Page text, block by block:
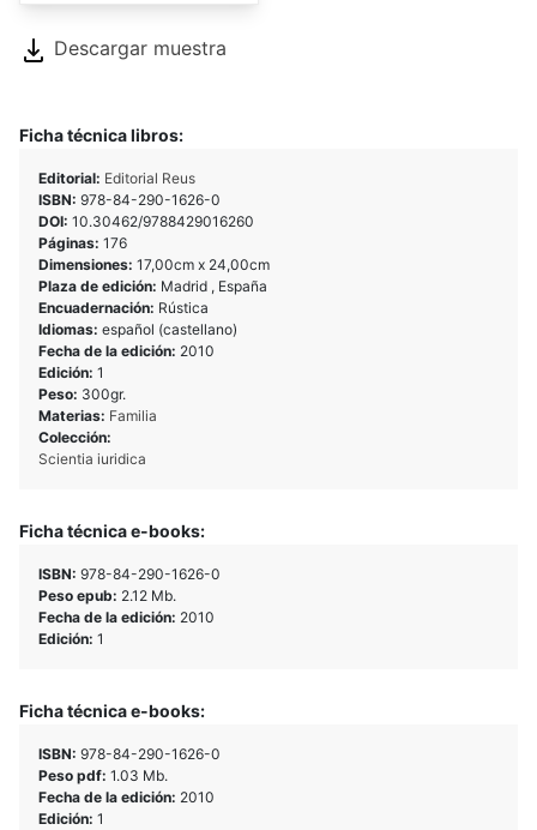
Descargar muestra
Ficha técnica libros:
Editorial: Editorial Reus
ISBN: 978-84-290-1626-0
DOI: 10.30462/9788429016260
Páginas: 176
Dimensiones: 17,00cm x 24,00cm
Plaza de edición: Madrid , España
Encuadernación: Rústica
Idiomas: español (castellano)
Fecha de la edición: 2010
Edición: 1
Peso: 300gr.
Materias: Familia
Colección:
Scientia iuridica
Ficha técnica e-books:
ISBN: 978-84-290-1626-0
Peso epub: 2.12 Mb.
Fecha de la edición: 2010
Edición: 1
Ficha técnica e-books:
ISBN: 978-84-290-1626-0
Peso pdf: 1.03 Mb.
Fecha de la edición: 2010
Edición: 1